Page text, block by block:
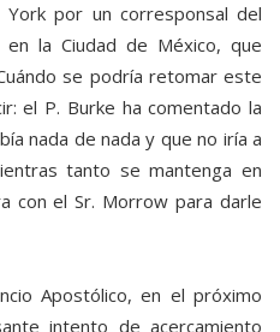
por un corresponsal del
la Ciudad de México, que
se podría retomar este
el P. Burke ha comentado la
nada de nada y que no iría a
tanto se mantenga en
con el Sr. Morrow para darle
Apostólico, en el próximo
intento de acercamiento